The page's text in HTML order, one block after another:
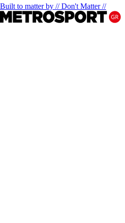
Built to matter by // Don't Matter //